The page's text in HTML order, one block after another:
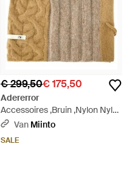
€ 299,50€ 175,50
Adererror
Accessoires ,Bruin ,Nylon Nylon
Bruine Balaclava - Metallic
Van Miinto
SALE